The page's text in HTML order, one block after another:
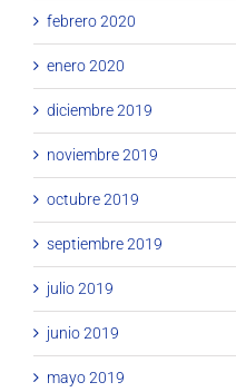
febrero 2020
enero 2020
diciembre 2019
noviembre 2019
octubre 2019
septiembre 2019
julio 2019
junio 2019
mayo 2019